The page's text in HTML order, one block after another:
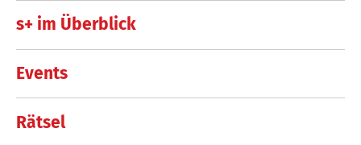
s+ im Überblick
Events
Rätsel